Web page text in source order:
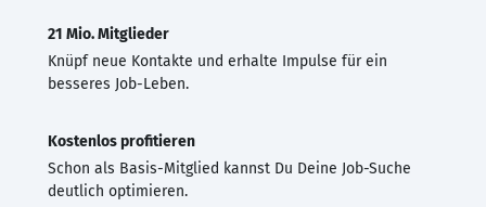
21 Mio. Mitglieder
Knüpf neue Kontakte und erhalte Impulse für ein
besseres Job-Leben.
Kostenlos profitieren
Schon als Basis-Mitglied kannst Du Deine Job-Suche
deutlich optimieren.